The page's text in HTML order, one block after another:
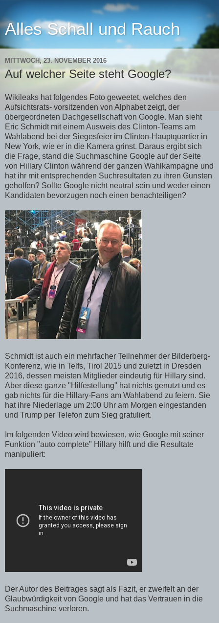
Alles Schall und Rauch
MITTWOCH, 23. NOVEMBER 2016
Auf welcher Seite steht Google?
Wikileaks hat folgendes Foto geweetet, welches den
Aufsichtsrats- vorsitzenden von Alphabet zeigt, der
übergeordneten Dachgesellschaft von Google. Man sieht
Eric Schmidt mit einem Ausweis des Clinton-Teams am
Wahlabend bei der Siegesfeier im Clinton-Hauptquartier in
New York, wie er in die Kamera grinst. Daraus ergibt sich
die Frage, stand die Suchmaschine Google auf der Seite
von Hillary Clinton während der ganzen Wahlkampagne und
hat ihr mit entsprechenden Suchresultaten zu ihren Gunsten
geholfen? Sollte Google nicht neutral sein und weder einen
Kandidaten bevorzugen noch einen benachteiligen?
Schmidt ist auch ein mehrfacher Teilnehmer der Bilderberg-
Konferenz, wie in Telfs, Tirol 2015 und zuletzt in Dresden
2016, dessen meisten Mitglieder eindeutig für Hillary sind.
Aber diese ganze "Hilfestellung" hat nichts genutzt und es
gab nichts für die Hillary-Fans am Wahlabend zu feiern. Sie
hat ihre Niederlage um 2:00 Uhr am Morgen eingestanden
und Trump per Telefon zum Sieg gratuliert.
Im folgenden Video wird bewiesen, wie Google mit seiner
Funktion "auto complete" Hillary hilft und die Resultate
manipuliert:
Der Autor des Beitrages sagt als Fazit, er zweifelt an der
Glaubwürdigkeit von Google und hat das Vertrauen in die
Suchmaschine verloren.